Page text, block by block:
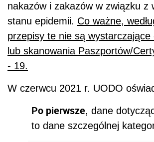
nakazów i zakazów w związku z
stanu epidemii. Co ważne,
przepisy te nie są wystarczające
lub skanowania Paszportów/
- 19.
W czerwcu 2021 r. UODO
Po pierwsze, dane
to dane szczególnej